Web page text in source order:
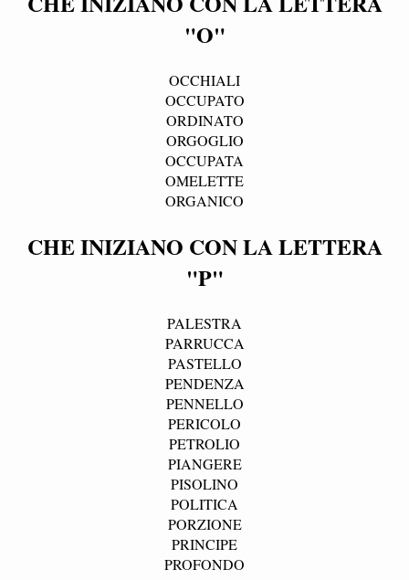
"O"
OCCHIALI
OCCUPATO
ORDINATO
ORGOGLIO
OCCUPATA
OMELETTE
ORGANICO
CHE INIZIANO CON LA LETTERA
"P"
PALESTRA
PARRUCCA
PASTELLO
PENDENZA
PENNELLO
PERICOLO
PETROLIO
PIANGERE
PISOLINO
POLITICA
PORZIONE
PRINCIPE
PROFONDO